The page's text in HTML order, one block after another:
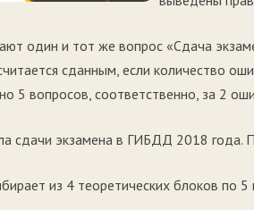
один и тот же вопрос «Сдача
сданным, если количество
5 вопросов, соответственно, за 2
сдачи экзамена в ГИБДД 2018 года.
из 4 теоретических блоков по